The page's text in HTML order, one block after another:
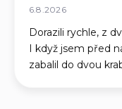
6.8.2026
Dorazili rychle, z
I když jsem před
zabalil do dvou